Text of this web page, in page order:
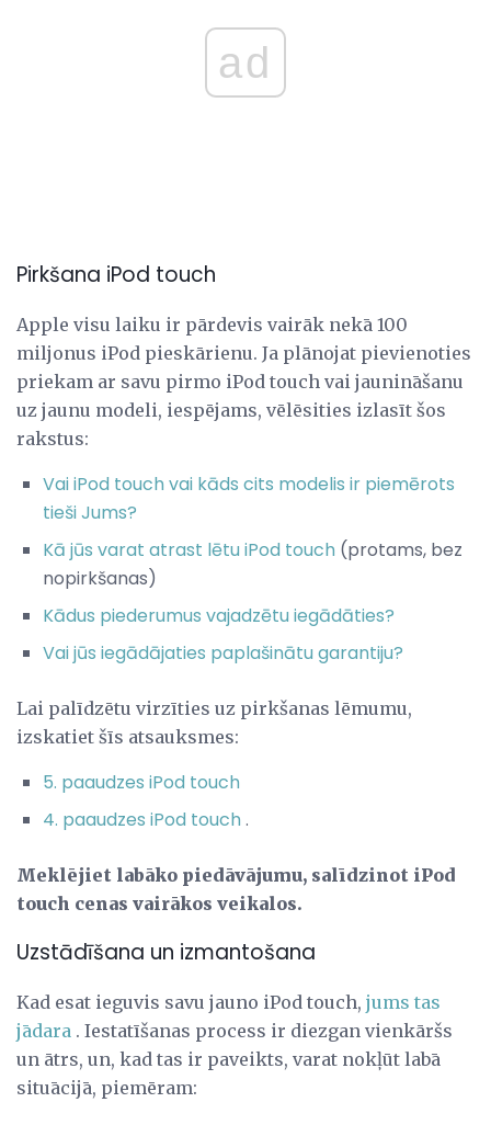
ad
Pirkšana iPod touch
Apple visu laiku ir pārdevis vairāk nekā 100
miljonus iPod pieskārienu. Ja plānojat pievienoties
priekam ar savu pirmo iPod touch vai jaunināšanu
uz jaunu modeli, iespējams, vēlēsities izlasīt šos
rakstus:
Vai iPod touch vai kāds cits modelis ir piemērots
tieši Jums?
Kā jūs varat atrast lētu iPod touch (protams, bez
nopirkšanas)
Kādus piederumus vajadzētu iegādāties?
Vai jūs iegādājaties paplašinātu garantiju?
Lai palīdzētu virzīties uz pirkšanas lēmumu,
izskatiet šīs atsauksmes:
5. paaudzes iPod touch
4. paaudzes iPod touch.
Meklējiet labāko piedāvājumu, salīdzinot iPod
touch cenas vairākos veikalos.
Uzstādīšana un izmantošana
Kad esat ieguvis savu jauno iPod touch, jums tas
jādara . Iestatīšanas process ir diezgan vienkāršs
un ātrs, un, kad tas ir paveikts, varat nokļūt labā
situācijā, piemēram: